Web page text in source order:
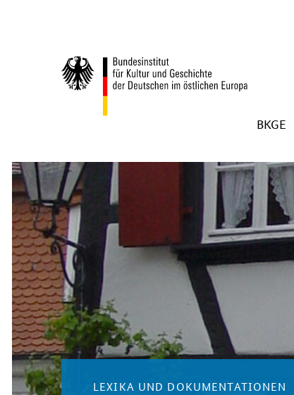
Zurück zur Startseite
BKGE
LEXIKA UND DOKUMENTATIONEN